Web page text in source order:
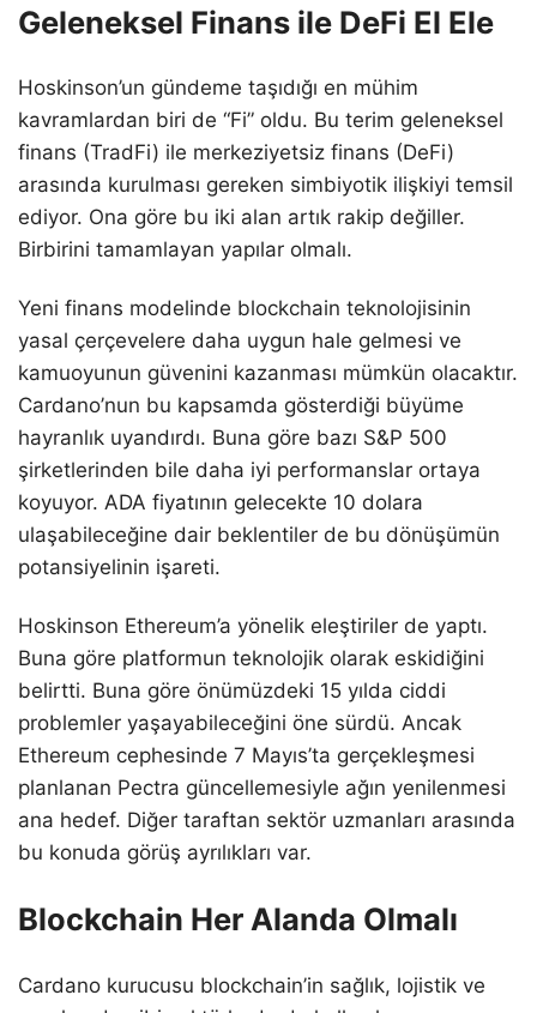
Geleneksel Finans ile DeFi El Ele
Hoskinson’un gündeme taşıdığı en mühim
kavramlardan biri de “Fi” oldu. Bu terim geleneksel
finans (TradFi) ile merkeziyetsiz finans (DeFi)
arasında kurulması gereken simbiyotik ilişkiyi temsil
ediyor. Ona göre bu iki alan artık rakip değiller.
Birbirini tamamlayan yapılar olmalı.
Yeni finans modelinde blockchain teknolojisinin
yasal çerçevelere daha uygun hale gelmesi ve
kamuoyunun güvenini kazanması mümkün olacaktır.
Cardano’nun bu kapsamda gösterdiği büyüme
hayranlık uyandırdı. Buna göre bazı S&P 500
şirketlerinden bile daha iyi performanslar ortaya
koyuyor. ADA fiyatının gelecekte 10 dolara
ulaşabileceğine dair beklentiler de bu dönüşümün
potansiyelinin işareti.
Hoskinson Ethereum’a yönelik eleştiriler de yaptı.
Buna göre platformun teknolojik olarak eskidiğini
belirtti. Buna göre önümüzdeki 15 yılda ciddi
problemler yaşayabileceğini öne sürdü. Ancak
Ethereum cephesinde 7 Mayıs’ta gerçekleşmesi
planlanan Pectra güncellemesiyle ağın yenilenmesi
ana hedef. Diğer taraftan sektör uzmanları arasında
bu konuda görüş ayrılıkları var.
Blockchain Her Alanda Olmalı
Cardano kurucusu blockchain’in sağlık, lojistik ve